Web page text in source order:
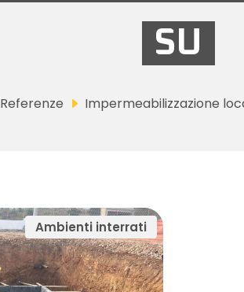
SU
Referenze Impermeabilizzazione
Ambienti interrati